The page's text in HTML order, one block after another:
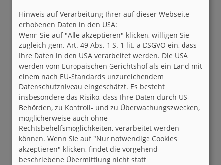
Hinweis auf Verarbeitung Ihrer auf dieser Webseite
erhobenen Daten in den USA:
Wenn Sie auf "Alle akzeptieren" klicken, willigen Sie
zugleich gem. Art. 49 Abs. 1 S. 1 lit. a DSGVO ein, dass
Ihre Daten in den USA verarbeitet werden. Die USA
werden vom Europäischen Gerichtshof als ein Land mit
einem nach EU-Standards unzureichendem
Datenschutzniveau eingeschätzt. Es besteht
insbesondere das Risiko, dass Ihre Daten durch US-
Behörden, zu Kontroll- und zu Überwachungszwecken,
möglicherweise auch ohne
Rechtsbehelfsmöglichkeiten, verarbeitet werden
können. Wenn Sie auf "Nur notwendige Cookies
akzeptieren" klicken, findet die vorgehend
beschriebene Übermittlung nicht statt.